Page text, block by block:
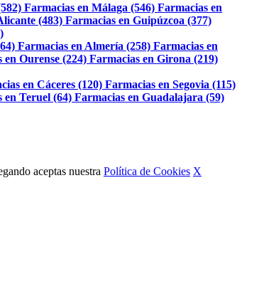
Farmacias en Málaga (546) Farmacias en
(483) Farmacias en Guipúzcoa (377)
Farmacias en Almería (258) Farmacias en
en Ourense (224) Farmacias en Girona (219)
en Cáceres (120) Farmacias en Segovia (115)
en Teruel (64) Farmacias en Guadalajara (59)
aceptas nuestra Política de Cookies X